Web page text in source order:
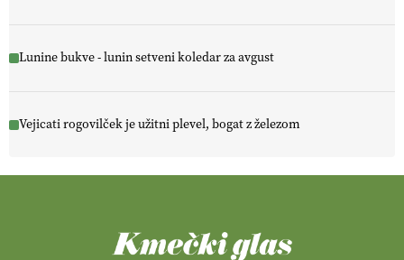
Lunine bukve - lunin setveni koledar za avgust
Vejicati rogovilček je užitni plevel, bogat z železom